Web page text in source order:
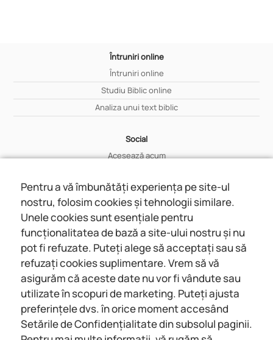
Întruniri online
Întruniri online
Studiu Biblic online
Analiza unui text biblic
Social
Acesează acum
Wiki
Află mai multe
Despre noi
Despre noi
Contact
Întruniri online Social
Pentru a vă îmbunătăți experiența pe site-ul
nostru, folosim cookies și tehnologii similare.
Unele cookies sunt esențiale pentru
funcționalitatea de bază a site-ului nostru și nu
pot fi refuzate. Puteți alege să acceptați sau să
refuzați cookies suplimentare. Vrem să vă
asigurăm că aceste date nu vor fi vândute sau
utilizate în scopuri de marketing. Puteți ajusta
preferințele dvs. în orice moment accesând
Setările de Confidențialitate din subsolul paginii.